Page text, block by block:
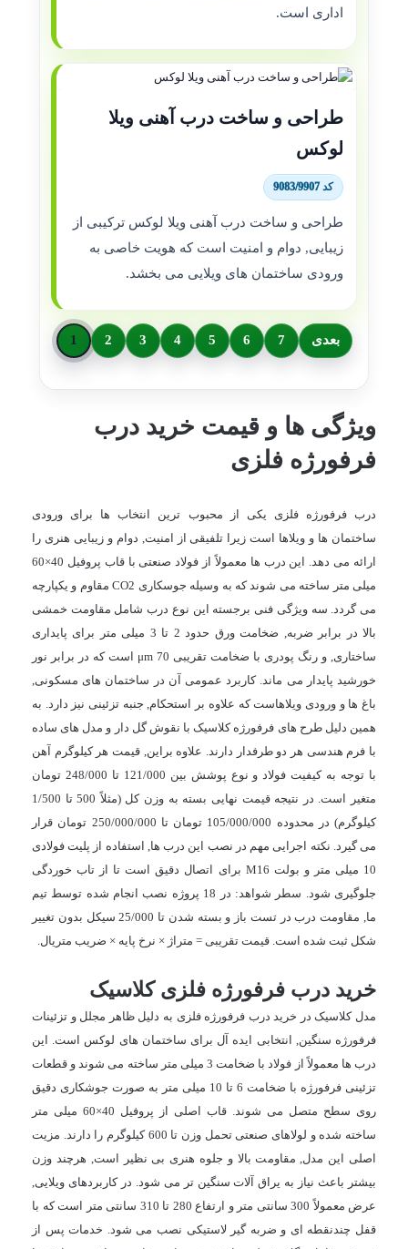
اداری است.
طراحی و ساخت درب آهنی ویلا
لوکس
کد 9083/9907
طراحی و ساخت درب آهنی ویلا لوکس ترکیبی از
زیبایی, دوام و امنیت است که هویت خاصی به
ورودی ساختمان های ویلایی می بخشد.
1 2 3 4 5 6 7 بعدی
ویژگی ها و قیمت خرید درب
فرفورژه فلزی
درب فرفورژه فلزی یکی از محبوب ترین انتخاب ها برای ورودی
ساختمان ها و ویلاها است زیرا تلفیقی از امنیت, دوام و زیبایی هنری را
ارائه می دهد. این درب ها معمولاً از فولاد صنعتی با قاب پروفیل 40×60
میلی متر ساخته می شوند که به وسیله جوسکاری CO2 مقاوم و یکپارچه
می گردد. سه ویژگی فنی برجسته این نوع درب شامل مقاومت خمشی
بالا در برابر ضربه, ضخامت ورق حدود 2 تا 3 میلی متر برای پایداری
ساختاری, و رنگ پودری با ضخامت تقریبی 70 μm است که در برابر نور
خورشید پایدار می ماند. کاربرد عمومی آن در ساختمان های مسکونی,
باغ ها و ورودی ویلاهاست که علاوه بر استحکام, جنبه تزئینی نیز دارد. به
همین دلیل طرح های فرفورژه کلاسیک با نقوش گل دار و مدل های ساده
با فرم هندسی هر دو طرفدار دارند. علاوه براین, قیمت هر کیلوگرم آهن
با توجه به کیفیت فولاد و نوع پوشش بین 121/000 تا 248/000 تومان
متغیر است. در نتیجه قیمت نهایی بسته به وزن کل (مثلاً 500 تا 1/500
کیلوگرم) در محدوده 105/000/000 تومان تا 250/000/000 تومان قرار
می گیرد. نکته اجرایی مهم در نصب این درب ها, استفاده از پلیت فولادی
10 میلی متر و بولت M16 برای اتصال دقیق است تا از تاب خوردگی
جلوگیری شود. سطر شواهد: در 18 پروژه نصب انجام شده توسط تیم
ما, مقاومت درب در تست باز و بسته شدن تا 25/000 سیکل بدون تغییر
شکل ثبت شده است. قیمت تقریبی = متراژ × نرخ پایه × ضریب متریال.
خرید درب فرفورژه فلزی کلاسیک
مدل کلاسیک در خرید درب فرفورژه فلزی به دلیل ظاهر مجلل و تزئینات
فرفورژه سنگین, انتخابی ایده آل برای ساختمان های لوکس است. این
درب ها معمولاً از فولاد با ضخامت 3 میلی متر ساخته می شوند و قطعات
تزئینی فرفورژه با ضخامت 6 تا 10 میلی متر به صورت جوشکاری دقیق
روی سطح متصل می شوند. قاب اصلی از پروفیل 40×60 میلی متر
ساخته شده و لولاهای صنعتی تحمل وزن تا 600 کیلوگرم را دارند. مزیت
اصلی این مدل, مقاومت بالا و جلوه هنری بی نظیر است, هرچند وزن
بیشتر باعث نیاز به یراق آلات سنگین تر می شود. در کاربردهای ویلایی,
عرض معمولاً 300 سانتی متر و ارتفاع 280 تا 310 سانتی متر است که با
قفل چندنقطه ای و ضربه گیر لاستیکی نصب می شود. خدمات پس از